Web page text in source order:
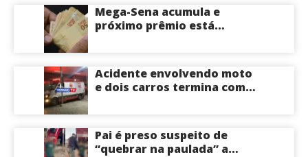
Mega-Sena acumula e
próximo prêmio está
Acidente envolvendo moto
e dois carros termina com
Pai é preso suspeito de
“quebrar na paulada” a